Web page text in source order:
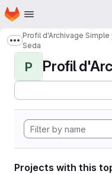
Skip to main content
Homepage
Show more
Profil d'Archivage
Seda
P Profil
Projects with this